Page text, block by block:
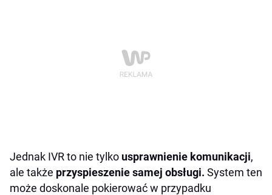
Jednak IVR to nie tylko usprawnienie komunikacji,
ale także przyspieszenie samej obsługi. System ten
może doskonale pokierować w przypadku